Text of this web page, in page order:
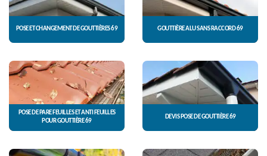
POSE ET CHANGEMENT DE GOUTTIÈRES 69 GOUTTIÈRE ALU SANS RACCORD 69
POSE DE PARE FEUILLES ET ANTI FEUILLES
POUR GOUTTIÈRE 69
DEVIS POSE DE GOUTTIÈRE 69